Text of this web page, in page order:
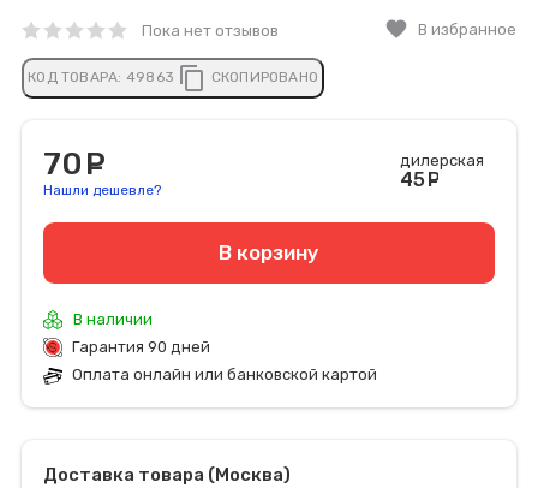
Пока нет отзывов favorite В избранное
КОД ТОВАРА: 49863 content_copy СКОПИРОВАНО
70
Нашли дешевле?
дилерская
45
В корзину
В наличии
Гарантия 90 дней
Оплата онлайн или банковской картой
Доставка товара (Москва)